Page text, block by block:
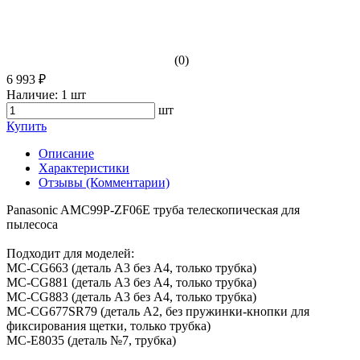
(0)
6 993 ₽
Наличие: 1 шт
шт
Купить
Описание
Характеристики
Отзывы (Комментарии)
Panasonic AMC99P-ZF06E труба телескопическая для
пылесоса
Подходит для моделей:
MC-CG663 (деталь A3 без A4, только трубка)
MC-CG881 (деталь A3 без A4, только трубка)
MC-CG883 (деталь A3 без A4, только трубка)
MC-CG677SR79 (деталь A2, без пружинки-кнопки для
фиксирования щетки, только трубка)
MC-E8035 (деталь №7, трубка)